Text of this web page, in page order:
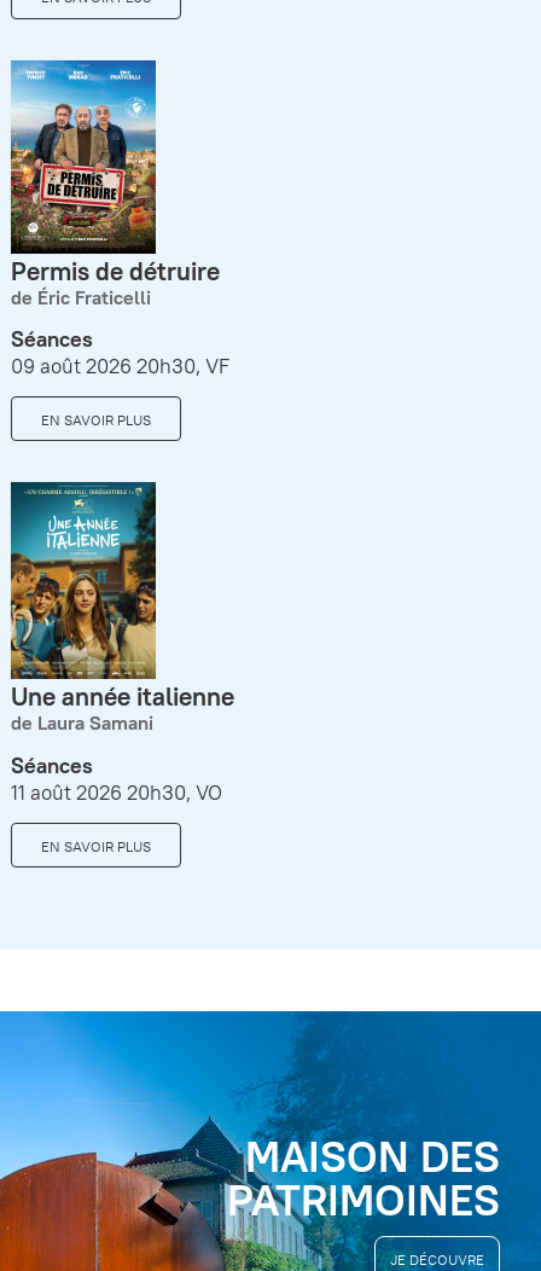
Permis de détruire
de Éric Fraticelli
Séances
09 août 2026 20h30, VF
EN SAVOIR PLUS
Une année italienne
de Laura Samani
Séances
11 août 2026 20h30, VO
EN SAVOIR PLUS
MAISON DES
PATRIMOINES
JE DÉCOUVRE